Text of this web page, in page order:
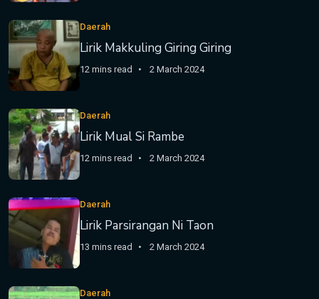
Daerah
Lirik Makkuling Giring Giring
12 mins read 2 March 2024
Daerah
Lirik Mual Si Rambe
12 mins read 2 March 2024
Daerah
Lirik Parsirangan Ni Taon
13 mins read 2 March 2024
Daerah